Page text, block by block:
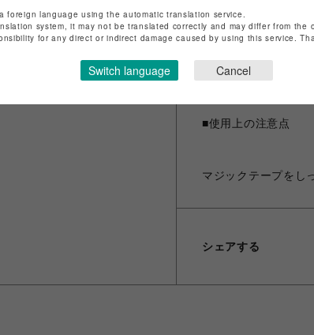
■購入時の注意点
サイズガイドをお確
■使用上の注意点
マジックテープをし
シェアする
foreign language using the automatic translation service.
system, it may not be translated correctly and may differ from
for any direct or indirect damage caused by using this service.
Switch language Cancel